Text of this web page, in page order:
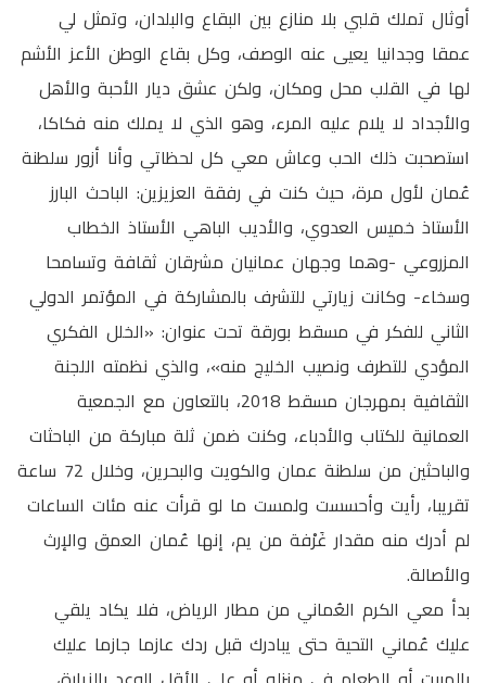
أوثال تملك قلبي بلا منازع بين البقاع والبلدان، وتمثل لي
عمقا وجدانيا يعيى عنه الوصف، وكل بقاع الوطن الأعز الأشم
لها في القلب محل ومكان، ولكن عشق ديار الأحبة والأهل
والأجداد لا يلام عليه المرء، وهو الذي لا يملك منه فكاكا،
استصحبت ذلك الحب وعاش معي كل لحظاتي وأنا أزور سلطنة
عُمان لأول مرة، حيث كنت في رفقة العزيزين: الباحث البارز
الأستاذ خميس العدوي، والأديب الباهي الأستاذ الخطاب
المزروعي -وهما وجهان عمانيان مشرقان ثقافة وتسامحا
وسخاء- وكانت زيارتي للتشرف بالمشاركة في المؤتمر الدولي
الثاني للفكر في مسقط بورقة تحت عنوان: «الخلل الفكري
المؤدي للتطرف ونصيب الخليج منه»، والذي نظمته اللجنة
الثقافية بمهرجان مسقط 2018، بالتعاون مع الجمعية
العمانية للكتاب والأدباء، وكنت ضمن ثلة مباركة من الباحثات
والباحثين من سلطنة عمان والكويت والبحرين، وخلال 72 ساعة
تقريبا، رأيت وأحسست ولمست ما لو قرأت عنه مئات الساعات
لم أدرك منه مقدار غَرْفة من يم، إنها عُمان العمق والإرث
والأصالة.
بدأ معي الكرم العُماني من مطار الرياض، فلا يكاد يلقي
عليك عُماني التحية حتى يبادرك قبل ردك عازما جازما عليك